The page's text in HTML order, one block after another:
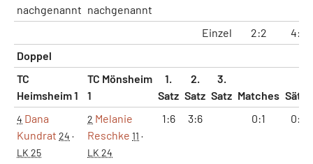
nachgenannt nachgenannt
Einzel 2:2
4:4
Doppel
TC
Heimsheim 1
TC Mönsheim
1
1.
Satz
2.
Satz
3.
Satz Matches Sätze
4 Dana
Kundrat 24 ·
LK 25
2 Melanie
Reschke 11 ·
LK 24
1:6 3:6 0:1 0:2